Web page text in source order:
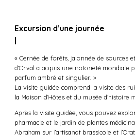
Excursion d’une journée
|
« Cernée de forêts, jalonnée de sources
d’Orval a acquis une notoriété mondiale
parfum ambré et singulier. »
La visite guidée comprend la visite des
la Maison d’Hôtes et du musée d’histoire
Après la visite guidée, vous pouvez
pharmacie et le jardin de plantes
Abraham sur l’artisanat brassicole et